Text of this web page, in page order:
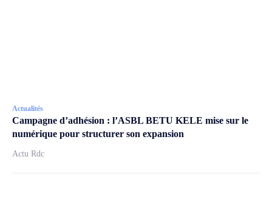
Actualités
Campagne d’adhésion : l’ASBL BETU KELE mise sur le
numérique pour structurer son expansion
Actu Rdc